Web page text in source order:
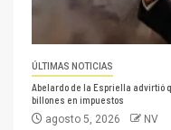
ÚLTIMAS NOTICIAS
Abelardo de la Espriella advirtió
billones en impuestos
agosto 5, 2026 NV